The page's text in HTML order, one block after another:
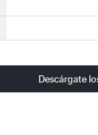
Descárgate